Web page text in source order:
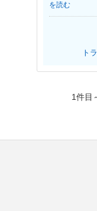
を読む
ト
1件目